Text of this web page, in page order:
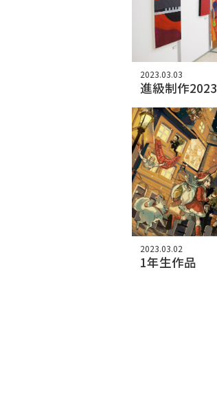
2023.03.03
進級制作2023
2023.03.02
1年生作品